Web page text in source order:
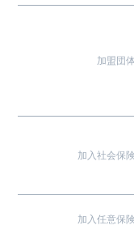
加盟団体
加入社会保険
加入任意保険